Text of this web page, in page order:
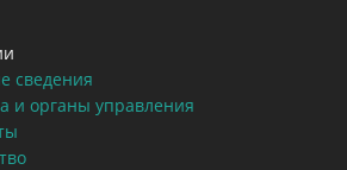
сведения
и органы управления